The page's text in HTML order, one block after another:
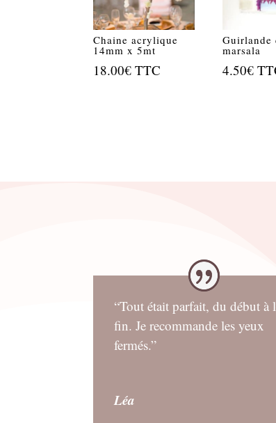
Chaine acrylique
14mm x 5mt
18.00€ TTC
Guirlande
marsala
4.50€
“Tout était parfait, du début à
fin. Je recommande les yeux
fermés.”
Léa